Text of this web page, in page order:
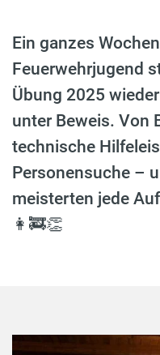
Ein ganzes
Feuerwehrjugend
Übung 2025
unter Beweis. Von
technische
Personensuche –
meisterten jede
👩‍🚒👏